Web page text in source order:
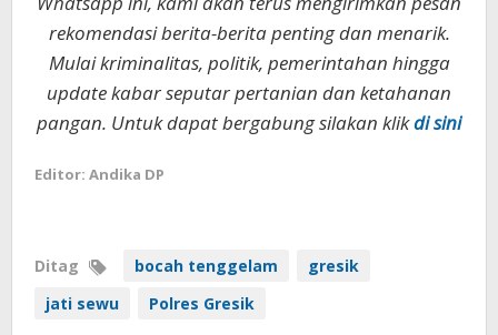
rekomendasi berita-berita penting dan menarik.
Mulai kriminalitas, politik, pemerintahan hingga
update kabar seputar pertanian dan ketahanan
pangan. Untuk dapat bergabung silakan klikdi sini
Editor: Andika DP
Ditag bocah tenggelam
gresik
jati sewu
Polres Gresik